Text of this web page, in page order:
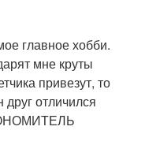
главное хобби.
мне круты
привезут, то
отличился